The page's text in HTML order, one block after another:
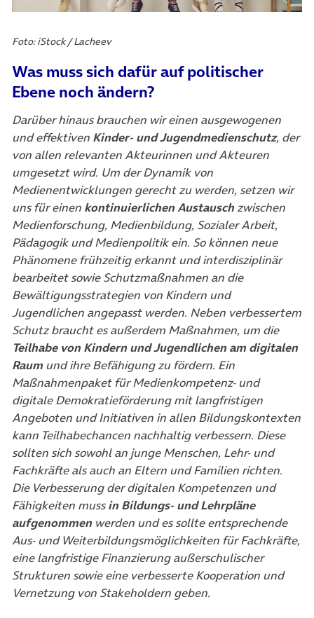
Foto: iStock / Lacheev
Was muss sich dafür auf politischer
Ebene noch ändern?
Darüber hinaus brauchen wir einen ausgewogenen
und effektiven Kinder- und Jugendmedienschutz, der
von allen relevanten Akteurinnen und Akteuren
umgesetzt wird. Um der Dynamik von
Medienentwicklungen gerecht zu werden, setzen wir
uns für einen kontinuierlichen Austauschzwischen
Medienforschung, Medienbildung, Sozialer Arbeit,
Pädagogik und Medienpolitik ein. So können neue
Phänomene frühzeitig erkannt und interdisziplinär
bearbeitet sowie Schutzmaßnahmen an die
Bewältigungsstrategien von Kindern und
Jugendlichen angepasst werden. Neben verbessertem
Schutz braucht es außerdem Maßnahmen, um die
Teilhabe von Kindern und Jugendlichen am digitalen
Raumund ihre Befähigung zu fördern. Ein
Maßnahmenpaket für Medienkompetenz- und
digitale Demokratieförderung mit langfristigen
Angeboten und Initiativen in allen Bildungskontexten
kann Teilhabechancen nachhaltig verbessern. Diese
sollten sich sowohl an junge Menschen, Lehr- und
Fachkräfte als auch an Eltern und Familien richten.
Die Verbesserung der digitalen Kompetenzen und
Fähigkeiten mussin Bildungs- und Lehrpläne
aufgenommenwerden und es sollte entsprechende
Aus- und Weiterbildungsmöglichkeiten für Fachkräfte,
eine langfristige Finanzierung außerschulischer
Strukturen sowie eine verbesserte Kooperation und
Vernetzung von Stakeholdern geben.